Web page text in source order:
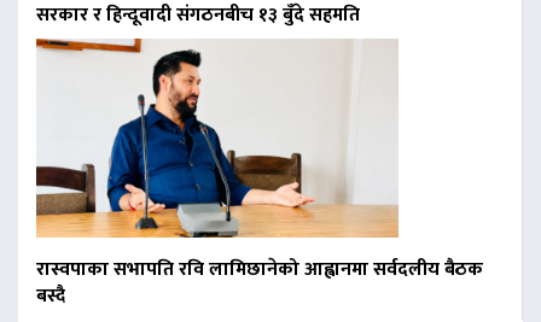
सरकार र हिन्दूवादी संगठनबीच १३ बुँदे सहमति
रास्वपाका सभापति रवि लामिछानेको आह्वानमा सर्वदलीय बैठक
बस्दै